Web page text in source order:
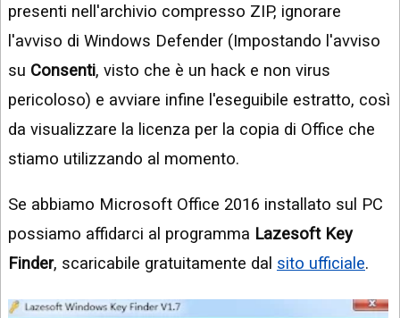
presenti nell'archivio compresso ZIP, ignorare
l'avviso di Windows Defender (Impostando l'avviso
su Consenti, visto che è un hack e non virus
pericoloso) e avviare infine l'eseguibile estratto, così
da visualizzare la licenza per la copia di Office che
stiamo utilizzando al momento.
Se abbiamo Microsoft Office 2016 installato sul PC
possiamo affidarci al programma Lazesoft Key
Finder, scaricabile gratuitamente dal sito ufficiale.